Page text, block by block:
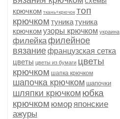
крючком ткань+крючок топ
крючком туникатуника
крючкомузоры крючком украина
филейкафилейное
вязаниефранцузская сетка
цветы цветы из бумаги цветы
крючком шапка крючком
шапочка крючком шапочки
шляпки крючком юбка
крючком юморяпонские
ажуры